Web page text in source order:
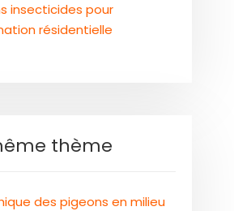
insecticides pour
résidentielle
thème
des pigeons en milieu